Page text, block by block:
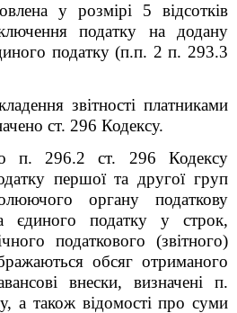
у розмірі 5 відсотків
податку на додану
податку (п.п. 2 п. 293.3
звітності платниками
ст. 296 Кодексу.
п. 296.2 ст. 296 Кодексу
першої та другої груп
органу податкову
єдиного податку у строк,
податкового (звітного)
обсяг отриманого
внески, визначені п.
а також відомості про суми